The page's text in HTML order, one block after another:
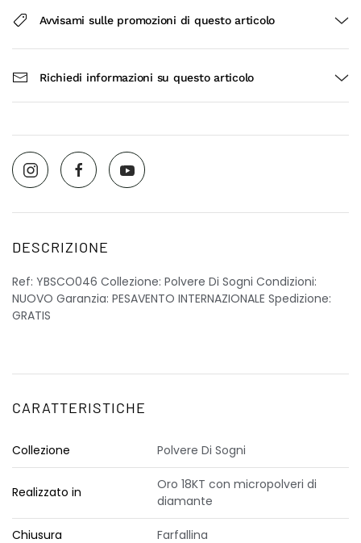
Avvisami sulle promozioni di questo articolo
Richiedi informazioni su questo articolo
DESCRIZIONE
Ref: YBSCO046 Collezione: Polvere Di Sogni Condizioni:
NUOVO Garanzia: PESAVENTO INTERNAZIONALE Spedizione:
GRATIS
CARATTERISTICHE
Collezione Polvere Di Sogni
Realizzato in
Oro 18KT con micropolveri di
diamante
Chiusura Farfallina